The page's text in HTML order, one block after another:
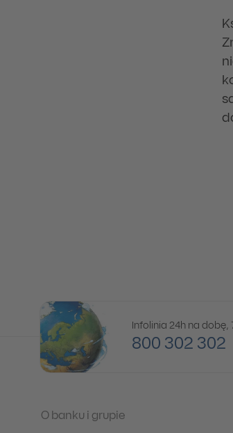
Infolinia 24h na dobę,
800 302 302
O banku i grupie